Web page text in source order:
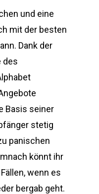
und eine
mit der besten
Dank der
des
Basis seiner
stetig
panischen
könnt ihr
wenn es
bergab geht.